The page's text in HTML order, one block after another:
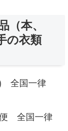
（本、
の衣類
) 全国一律
便 全国一律